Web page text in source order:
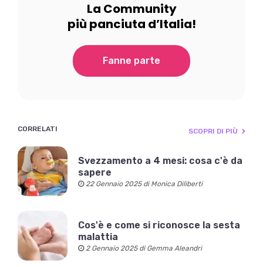
La Community
più panciuta d’Italia!
Fanne parte
CORRELATI SCOPRI DI PIÙ
Svezzamento a 4 mesi: cosa c'è da
sapere
22 Gennaio 2025 di Monica Diliberti
Cos'è e come si riconosce la sesta
malattia
2 Gennaio 2025 di Gemma Aleandri